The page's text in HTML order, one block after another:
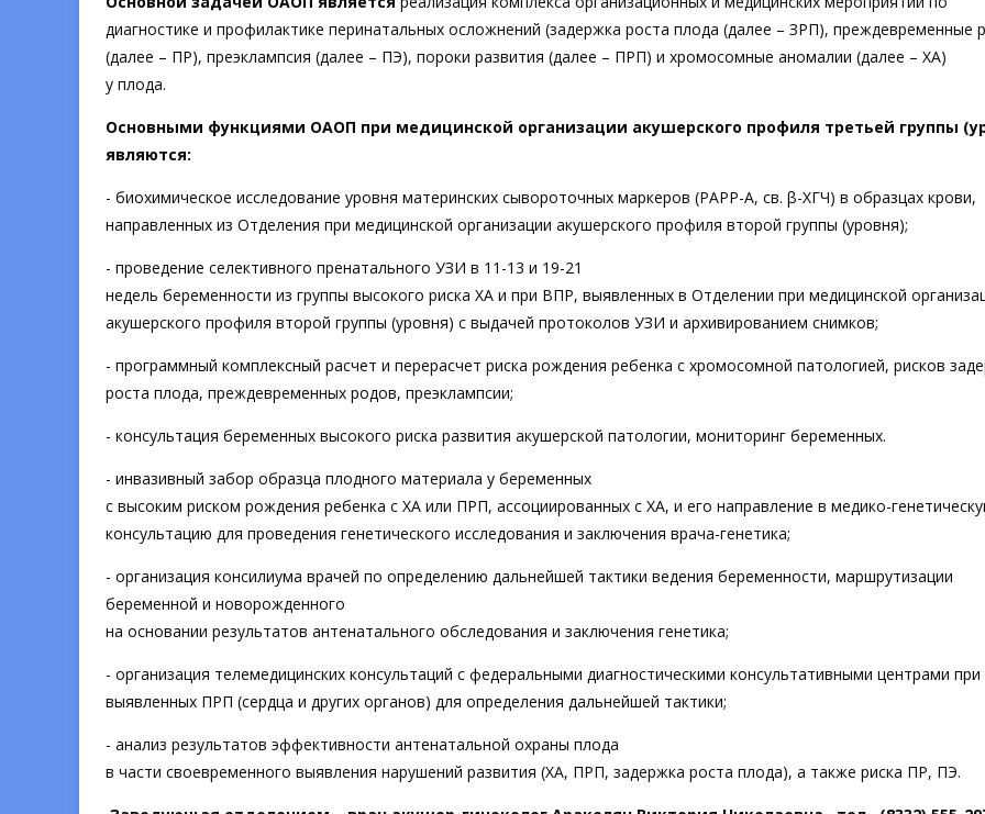
диагностике и профилактике перинатальных осложнений (задержка роста плода (далее – ЗРП), преждевременные
(далее – ПР), преэклампсия (далее – ПЭ), пороки развития (далее – ПРП) и хромосомные аномалии (далее – ХА)
у плода.
Основными функциями ОАОП при медицинской организации акушерского профиля третьей группы
являются:
- биохимическое исследование уровня материнских сывороточных маркеров (РАРР-А, св. β-ХГЧ) в образцах крови,
направленных из Отделения при медицинской организации акушерского профиля второй группы (уровня);
- проведение селективного пренатального УЗИ в 11-13 и 19-21
недель беременности из группы высокого риска ХА и при ВПР, выявленных в Отделении при медицинской
акушерского профиля второй группы (уровня) с выдачей протоколов УЗИ и архивированием снимков;
- программный комплексный расчет и перерасчет риска рождения ребенка с хромосомной патологией, рисков
роста плода, преждевременных родов, преэклампсии;
- консультация беременных высокого риска развития акушерской патологии, мониторинг беременных.
- инвазивный забор образца плодного материала у беременных
с высоким риском рождения ребенка с ХА или ПРП, ассоциированных с ХА, и его направление в медико-
консультацию для проведения генетического исследования и заключения врача-генетика;
- организация консилиума врачей по определению дальнейшей тактики ведения беременности, маршрутизации
беременной и новорожденного
на основании результатов антенатального обследования и заключения генетика;
- организация телемедицинских консультаций с федеральными диагностическими консультативными центрами при
выявленных ПРП (сердца и других органов) для определения дальнейшей тактики;
- анализ результатов эффективности антенатальной охраны плода
в части своевременного выявления нарушений развития (ХА, ПРП, задержка роста плода), а также риска ПР, ПЭ.